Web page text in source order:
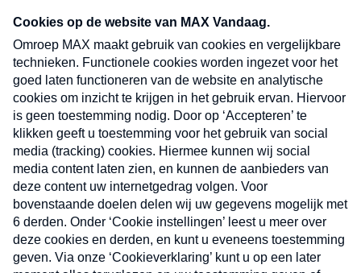
nieuwsbrief. Elke vrijdag- en dinsdagochtend in
uw mailbox.
Verzend
Nieuwsbrief
Neem hier een gratis abonnement op onze